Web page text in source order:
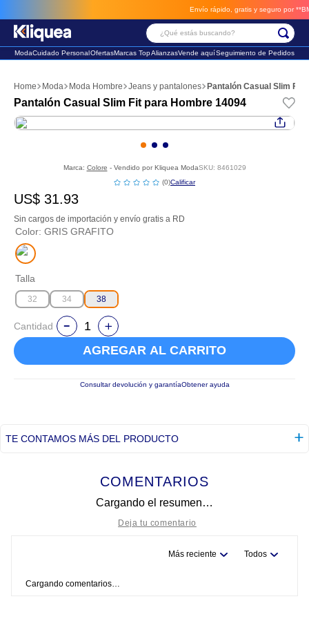
Envío rápido, gratis y seguro por **BM-
¿Qué estás buscando?
ModaCuidado PersonalOfertasMarcas TopAlianzasVende aquíSeguimiento de Pedidos
Moda Moda Hombre Jeans y pantalones Pantalón Casual Slim Fit
Pantalón Casual Slim Fit para Hombre 14094
Marca: Colore - Vendido por Kliquea ModaSKU: 8461029
☆☆☆☆☆
(0)
US$ 31.93
Sin cargos de importación y envío gratis a RD
Color: GRIS GRAFITO
Talla
32 34 38
Cantidad
AGREGAR AL CARRITO
Consultar devolución y garantíaObtener ayuda
TE CONTAMOS MÁS DEL PRODUCTO
COMENTARIOS
Cargando el resumen…
Más reciente Todos
Cargando comentarios…
2. sandalia